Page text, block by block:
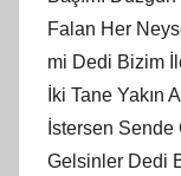
Falan Her
mi Dedi Bizim
İki Tane Yakın
İstersen Sende
Gelsinler Dedi